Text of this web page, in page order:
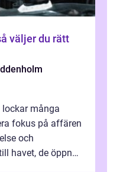
lockar många
fokus på affären
och
havet, de öppna